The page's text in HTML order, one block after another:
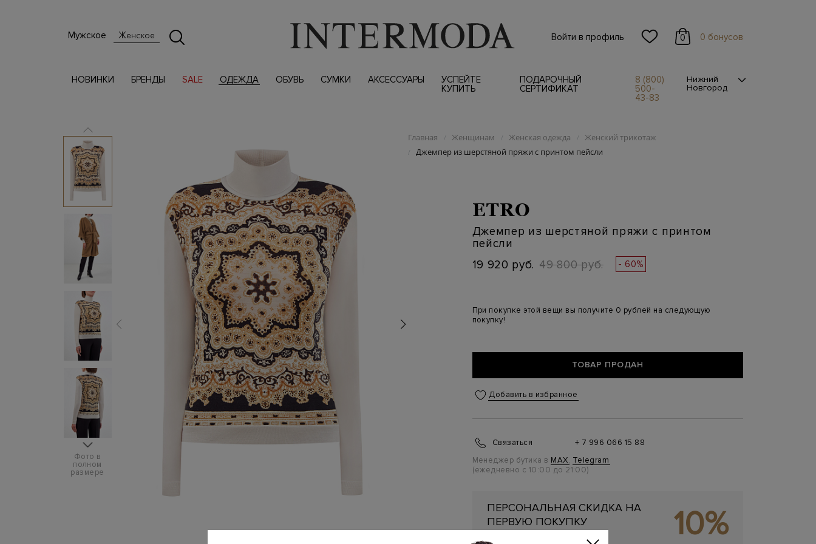
Мужское Женское Войти в профиль 0 0 бонусов
НОВИНКИ БРЕНДЫ SALE ОДЕЖДА ОБУВЬ СУМКИ АКСЕССУАРЫ
УСПЕЙТЕ
КУПИТЬ
ПОДАРОЧНЫЙ
СЕРТИФИКАТ
8 (800)
500-
43-83
Нижний
Новгород
Фото в
полном
размере
Главная / Женщинам / Женская одежда / Женский трикотаж
/ Джемпер из шерстяной пряжи с принтом пейсли
ETRO
Джемпер из шерстяной пряжи с принтом
пейсли
19 920 руб. 49 800 руб. - 60%
При покупке этой вещи вы получите 0 рублей на следующую
покупку!
ТОВАР ПРОДАН
Добавить в избранное
Связаться
+ 7 996 066 15 88
Менеджер бутика в MAX, Telegram
(ежедневно с 10:00 до 21:00)
ПЕРСОНАЛЬНАЯ СКИДКА НА
ПЕРВУЮ ПОКУПКУ
Подробнее 10%